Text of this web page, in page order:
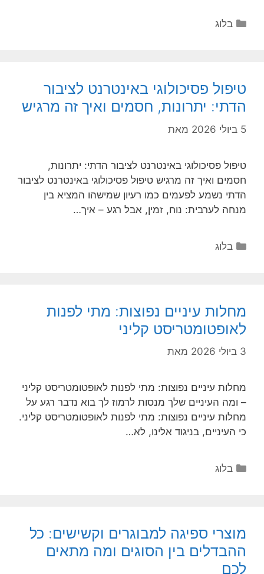
קטגוריות
בלוג
טיפול פסיכולוגי באינטרנט לציבור
הדתי: יתרונות, חסמים ואיך זה מרגיש
5 ביולי 2026 מאת
טיפול פסיכולוגי באינטרנט לציבור הדתי: יתרונות,
חסמים ואיך זה מרגיש טיפול פסיכולוגי באינטרנט לציבור
הדתי נשמע לפעמים כמו רעיון שמישהו המציא בין
מנחה לערבית: נוח, זמין, אבל רגע – איך…
קטגוריות
בלוג
מחלות עיניים נפוצות: מתי לפנות
לאופטומטריסט קליני
3 ביולי 2026 מאת
מחלות עיניים נפוצות: מתי לפנות לאופטומטריסט קליני
– ומה העיניים שלך מנסות לרמוז לך בוא נדבר רגע על
מחלות עיניים נפוצות: מתי לפנות לאופטומטריסט קליני.
כי העיניים, בניגוד אלינו, לא…
קטגוריות
בלוג
מוצרי ספיגה למבוגרים וקשישים: כל
ההבדלים בין הסוגים ומה מתאים
לכם